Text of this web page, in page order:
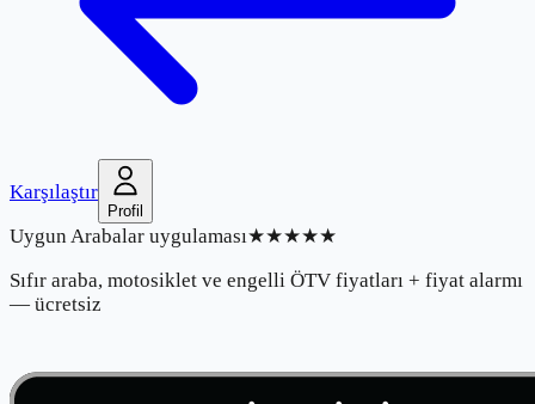
Karşılaştır
Profil
Uygun Arabalar uygulaması★★★★★
Sıfır araba, motosiklet ve engelli ÖTV fiyatları + fiyat alarmı
— ücretsiz